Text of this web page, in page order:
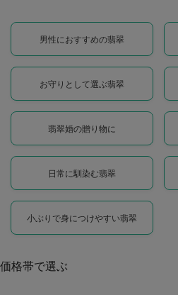
男性におすすめの翡翠
お守りとして選ぶ翡翠
翡翠婚の贈り物に
日常に馴染む翡翠
小ぶりで身につけやすい翡翠
価格帯で選ぶ